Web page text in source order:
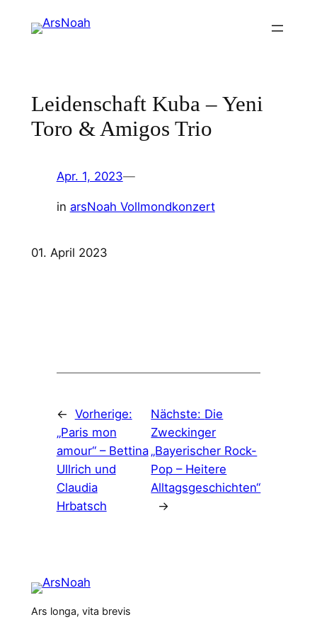
Inhalt
Leidenschaft Kuba – Yeni
Toro & Amigos Trio
Apr. 1, 2023—
in arsNoah Vollmondkonzert
01. April 2023
← Vorherige:
„Paris mon
amour“ – Bettina
Ullrich und
Claudia
Hrbatsch
Nächste: Die
Zweckinger
„Bayerischer Rock-
Pop – Heitere
Alltagsgeschichten“
→
Ars longa, vita brevis